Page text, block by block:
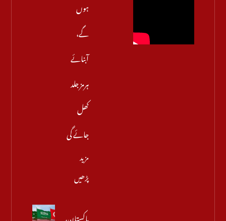
ہوں
گے،
آبنائے
ہرمز جلد
کھل
جائے گی
مزید
پڑھیں
پاکستان،